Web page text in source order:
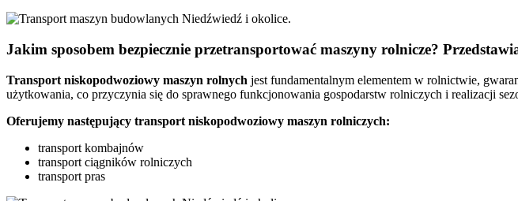
Jakim sposobem bezpiecznie przetransportować maszyny rolnicze?
Transport niskopodwoziowy maszyn rolnych jest fundamentalnym elementem w rolnictwie,
użytkowania, co przyczynia się do sprawnego funkcjonowania gospodarstw rolniczych i realizacji
Oferujemy następujący transport niskopodwoziowy maszyn rolniczych:
transport kombajnów
transport ciągników rolniczych
transport pras